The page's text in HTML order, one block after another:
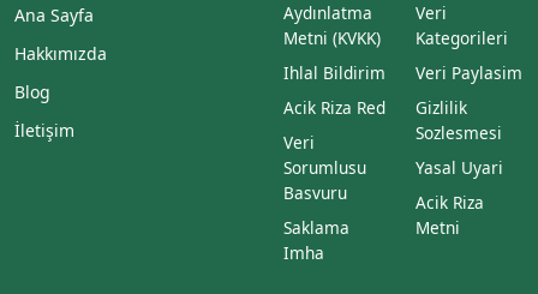
Ana Sayfa
Hakkımızda
Blog
İletişim
Aydınlatma
Metni (KVKK)
Ihlal Bildirim
Acik Riza Red
Veri
Sorumlusu
Basvuru
Saklama
Imha
Veri
Kategorileri
Veri Paylasim
Gizlilik
Sozlesmesi
Yasal Uyari
Acik Riza
Metni